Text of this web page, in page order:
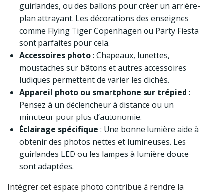
guirlandes, ou des ballons pour créer un arrière-
plan attrayant. Les décorations des enseignes
comme Flying Tiger Copenhagen ou Party Fiesta
sont parfaites pour cela.
Accessoires photo: Chapeaux, lunettes,
moustaches sur bâtons et autres accessoires
ludiques permettent de varier les clichés.
Appareil photo ou smartphone sur trépied :
Pensez à un déclencheur à distance ou un
minuteur pour plus d’autonomie.
Éclairage spécifique : Une bonne lumière aide à
obtenir des photos nettes et lumineuses. Les
guirlandes LED ou les lampes à lumière douce
sont adaptées.
Intégrer cet espace photo contribue à rendre la